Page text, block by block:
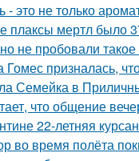
- это не только
плаксы мертл было
не пробовали
призналась,
Семейка в
что общение
22-летняя
во время полёта